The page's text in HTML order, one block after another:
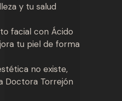
y tu salud
facial con Ácido
tu piel de forma
no existe,
Doctora Torrejón